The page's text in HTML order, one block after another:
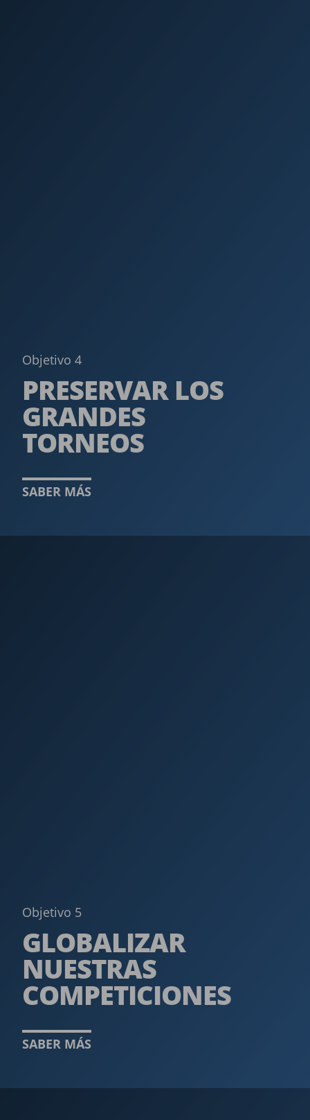
Objetivo 4
PRESERVAR LOS
GRANDES
TORNEOS ­
SABER MÁS
Objetivo 5
GLOBALIZAR
NUESTRAS
COMPETI­CIONES
SABER MÁS